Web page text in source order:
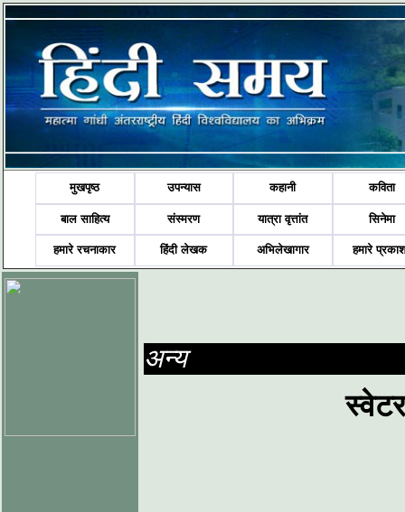
मुखपृष्ठ उपन्यास कहानी कविता
बाल साहित्य संस्मरण यात्रा वृत्तांत सिनेमा
हमारे रचनाकार हिंदी लेखक अभिलेखागार हमारे
अन्य